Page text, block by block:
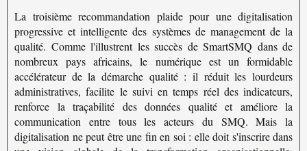
La troisième recommandation plaide pour une digitalisation
progressive et intelligente des systèmes de management de la
qualité. Comme l'illustrent les succès de SmartSMQ dans de
nombreux pays africains, le numérique est un formidable
accélérateur de la démarche qualité : il réduit les lourdeurs
administratives, facilite le suivi en temps réel des indicateurs,
renforce la traçabilité des données qualitéet améliore la
communication entre tous les acteurs du SMQ. Mais la
digitalisation ne peut être une fin en soi : elle doit s'inscrire dans